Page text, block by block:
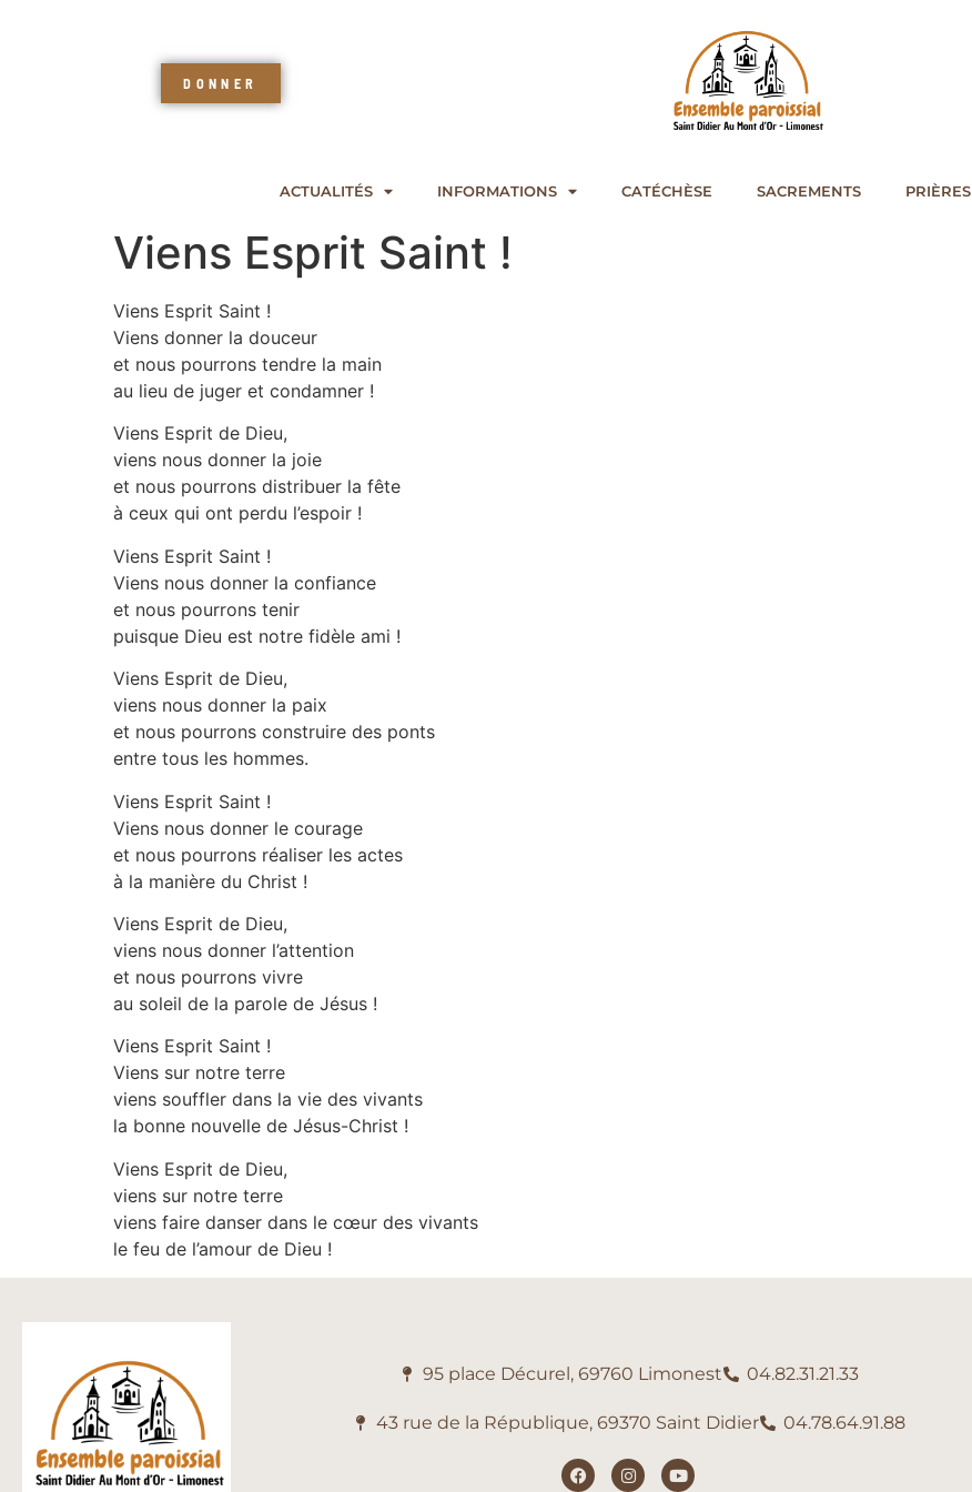
DONNER
ACTUALITÉS INFORMATIONS CATÉCHÈSE SACREMENTS PRIÈRES
Viens Esprit Saint !
Viens Esprit Saint !
Viens donner la douceur
et nous pourrons tendre la main
au lieu de juger et condamner !
Viens Esprit de Dieu,
viens nous donner la joie
et nous pourrons distribuer la fête
à ceux qui ont perdu l’espoir !
Viens Esprit Saint !
Viens nous donner la confiance
et nous pourrons tenir
puisque Dieu est notre fidèle ami !
Viens Esprit de Dieu,
viens nous donner la paix
et nous pourrons construire des ponts
entre tous les hommes.
Viens Esprit Saint !
Viens nous donner le courage
et nous pourrons réaliser les actes
à la manière du Christ !
Viens Esprit de Dieu,
viens nous donner l’attention
et nous pourrons vivre
au soleil de la parole de Jésus !
Viens Esprit Saint !
Viens sur notre terre
viens souffler dans la vie des vivants
la bonne nouvelle de Jésus-Christ !
Viens Esprit de Dieu,
viens sur notre terre
viens faire danser dans le cœur des vivants
le feu de l’amour de Dieu !
95 place Décurel, 69760 Limonest 04.82.31.21.33
43 rue de la République, 69370 Saint Didier 04.78.64.91.88